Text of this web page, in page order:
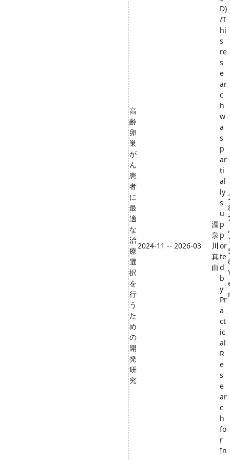
高
齢
卵
巣
が
ん
患
者
に
最
適
な
治
療
選
択
を
行
う
た
め
の
開
発
研
究
2024-11 -- 2026-03
温
泉
川
真
由
D)
/T
hi
s
re
s
e
ar
c
h
w
a
s
p
ar
ti
al
ly
s
u
p
p
or
te
d
b
y
Pr
a
ct
ic
al
R
e
s
e
ar
c
h
fo
r
In
,